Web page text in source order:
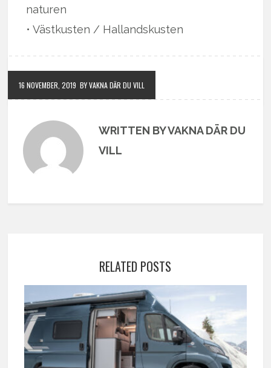
naturen
• Västkusten / Hallandskusten
16 NOVEMBER, 2019 BY VAKNA DÄR DU VILL
WRITTEN BY VAKNA DÄR DU
VILL
RELATED POSTS